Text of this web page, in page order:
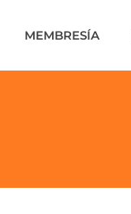
MEMBRESÍA